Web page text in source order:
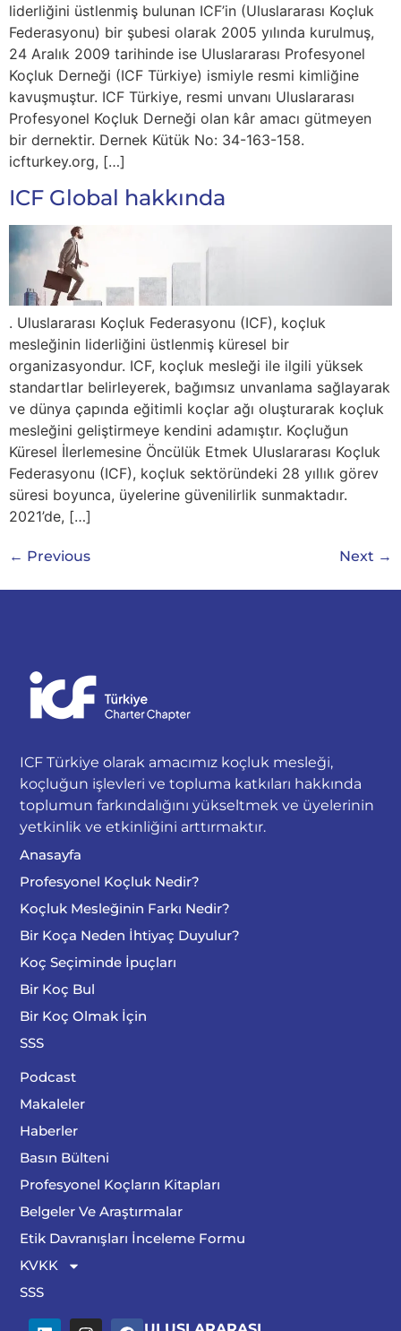
liderliğini üstlenmiş bulunan ICF’in (Uluslararası Koçluk
Federasyonu) bir şubesi olarak 2005 yılında kurulmuş,
24 Aralık 2009 tarihinde ise Uluslararası Profesyonel
Koçluk Derneği (ICF Türkiye) ismiyle resmi kimliğine
kavuşmuştur. ICF Türkiye, resmi unvanı Uluslararası
Profesyonel Koçluk Derneği olan kâr amacı gütmeyen
bir dernektir. Dernek Kütük No: 34-163-158.
icfturkey.org, […]
ICF Global hakkında
. Uluslararası Koçluk Federasyonu (ICF),​ koçluk
mesleğinin liderliğini üstlenmiş küresel bir
organizasyondur. ICF, koçluk mesleği ile ilgili yüksek
standartlar belirleyerek, bağımsız unvanlama sağlayarak
ve dünya çapında eğitimli koçlar ağı oluşturarak koçluk
mesleğini geliştirmeye kendini adamıştır. Koçluğun
Küresel İlerlemesine Öncülük Etmek Uluslararası Koçluk
Federasyonu (ICF), koçluk sektöründeki 28 yıllık görev
süresi boyunca, üyelerine güvenilirlik sunmaktadır.
2021’de, […]
← Previous Next →
ICF Türkiye olarak amacımız koçluk mesleği,
koçluğun işlevleri ve topluma katkıları hakkında
toplumun farkındalığını yükseltmek ve üyelerinin
yetkinlik ve etkinliğini arttırmaktır.
Anasayfa
Profesyonel Koçluk Nedir?
Koçluk Mesleğinin Farkı Nedir?
Bir Koça Neden İhtiyaç Duyulur?
Koç Seçiminde İpuçları
Bir Koç Bul
Bir Koç Olmak İçin
SSS
Podcast
Makaleler
Haberler
Basın Bülteni
Profesyonel Koçların Kitapları
Belgeler Ve Araştırmalar
Etik Davranışları İnceleme Formu
KVKK
SSS